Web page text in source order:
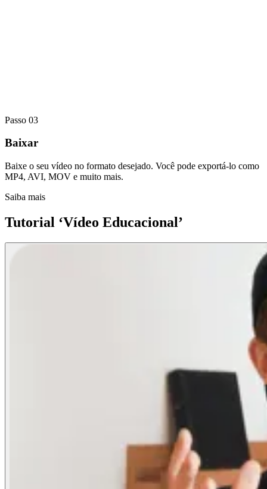
Passo 03
Baixar
Baixe o seu vídeo no formato desejado. Você pode exportá-lo como
MP4, AVI, MOV e muito mais.
Saiba mais
Tutorial ‘Vídeo Educacional’